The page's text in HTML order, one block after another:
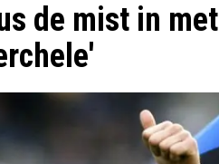
de mist in met